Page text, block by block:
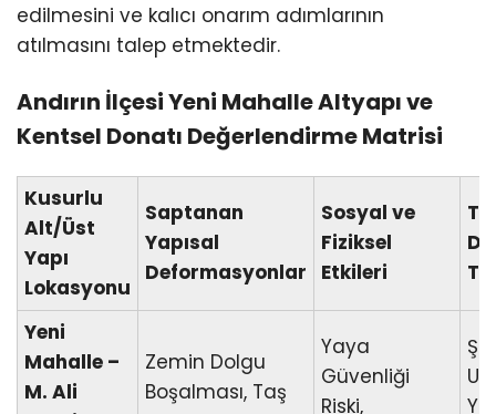
edilmesini ve kalıcı onarım adımlarının
atılmasını talep etmektedir.
Andırın İlçesi Yeni Mahalle Altyapı ve
Kentsel Donatı Değerlendirme Matrisi
Kusurlu
Alt/Üst
Yapı
Lokasyonu
Saptanan
Yapısal
Deformasyonlar
Sosyal ve
Fiziksel
Etkileri
Yeni
Mahalle –
M. Ali
Zemin Dolgu
Boşalması, Taş
Yaya
Güvenliği
Riski,